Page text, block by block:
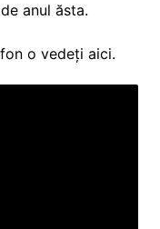
anul ăsta.
o vedeți aici.